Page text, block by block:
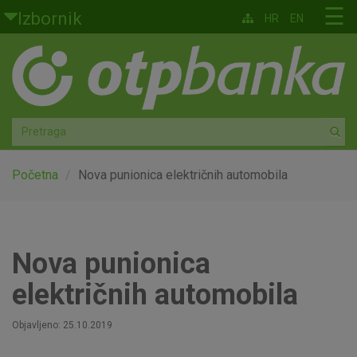
Skoči na glavni sadržaj
Izbornik
Građani
Privatno bankarstvo
Agro
Mala poduzeća i obrtnici
Globalna tržišta
Faktoring
O nama
☰
HR EN
Početna Nova punionica električnih automobila
Nova punionica
električnih automobila
Objavljeno: 25.10.2019